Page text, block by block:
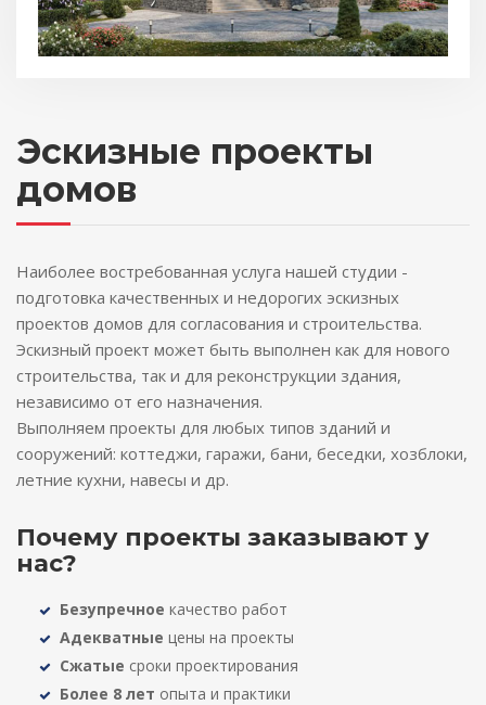
Эскизные проекты
домов
Наиболее востребованная услуга нашей студии -
подготовка качественных и недорогих эскизных
проектов домов для согласования и строительства.
Эскизный проект может быть выполнен как для нового
строительства, так и для реконструкции здания,
независимо от его назначения.
Выполняем проекты для любых типов зданий и
сооружений: коттеджи, гаражи, бани, беседки, хозблоки,
летние кухни, навесы и др.
Почему проекты заказывают у
нас?
Безупречное качество работ
Адекватные цены на проекты
Сжатые сроки проектирования
Более 8 лет опыта и практики